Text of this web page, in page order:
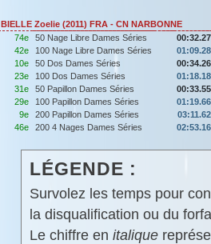
BIELLE Zoelie (2011) FRA - CN NARBONNE
74e
50 Nage Libre Dames Séries
00:32.27
42e
100 Nage Libre Dames Séries
01:09.28
10e
50 Dos Dames Séries
00:34.26
23e
100 Dos Dames Séries
01:18.18
31e
50 Papillon Dames Séries
00:33.55
29e
100 Papillon Dames Séries
01:19.66
9e
200 Papillon Dames Séries
03:11.62
46e
200 4 Nages Dames Séries 02:53.16
LÉGENDE :
Survolez les temps pour
la disqualification ou du
Le chiffre en italique